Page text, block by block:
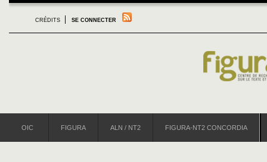
CRÉDITS SE CONNECTER
OIC FIGURA ALN / NT2 FIGURA-NT2 CONCORDIA